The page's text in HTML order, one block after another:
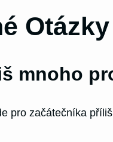
Otázky
mnoho
pro začátečníka